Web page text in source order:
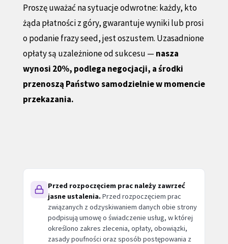
Proszę uważać na sytuacje odwrotne: każdy, kto
żąda płatności z góry, gwarantuje wyniki lub prosi
o podanie frazy seed, jest oszustem. Uzasadnione
opłaty są uzależnione od sukcesu — nasza
wynosi 20%, podlega negocjacji, a środki
przenoszą Państwo samodzielnie w momencie
przekazania.
Przed rozpoczęciem prac należy zawrzeć
jasne ustalenia.Przed rozpoczęciem prac
związanych z odzyskiwaniem danych obie strony
podpisują umowę o świadczenie usług, w której
określono zakres zlecenia, opłaty, obowiązki,
zasady poufności oraz sposób postępowania z